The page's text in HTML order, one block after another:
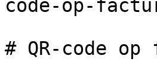
code-op-
# QR-code op